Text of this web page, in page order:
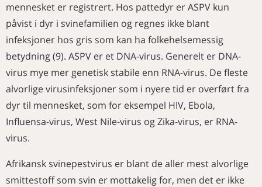
mennesket er registrert. Hos pattedyr er ASPV kun
påvist i dyr i svinefamilien og regnes ikke blant
infeksjoner hos gris som kan ha folkehelsemessig
betydning (9). ASPV er et DNA-virus. Generelt er DNA-
virus mye mer genetisk stabile enn RNA-virus. De fleste
alvorlige virusinfeksjoner som i nyere tid er overført fra
dyr til mennesket, som for eksempel HIV, Ebola,
Influensa-virus, West Nile-virus og Zika-virus, er RNA-
virus.
Afrikansk svinepestvirus er blant de aller mest alvorlige
smittestoff som svin er mottakelig for, men det er ikke